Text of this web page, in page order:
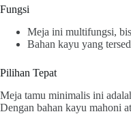
Fungsi
Meja ini multifungsi,
Bahan kayu yang
Pilihan Tepat
Meja tamu minimalis ini
Dengan bahan kayu mahoni